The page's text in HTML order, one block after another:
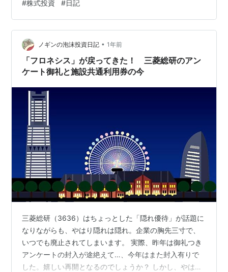
今年9月末に届いたよ 定期的に接しておきたい、自由な
言説たち 昨年11月発刊の本が、今年9月末に届いたよ題
名の「フロネシス」は古代ギリシャ語の「実践的知」
（PHRONESIS）からとっていて、社会の変革や課題解決
に資する「知」を目指す編集意…
#株式投資 #日記
ノギンの泡沫投資日記 • 1年前
「フロネシス」が戻ってきた！ 三菱総研のアン
ケート御礼と施設共通利用券の今
三菱総研（3636）はちょっとした「隠れ優待」が話題に
なりながらも、やはり隠れは隠れ。企業の胸先三寸で、
いつでも廃止されてしまいます。 実際、昨年は御礼つき
アンケートの封入が途絶えて…、今年はまた封入有りで
した。嬉しい再開となるのでしょうか？ しかし、やはり